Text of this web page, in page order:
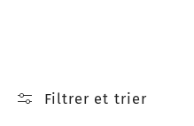
e
Filtrer et trier